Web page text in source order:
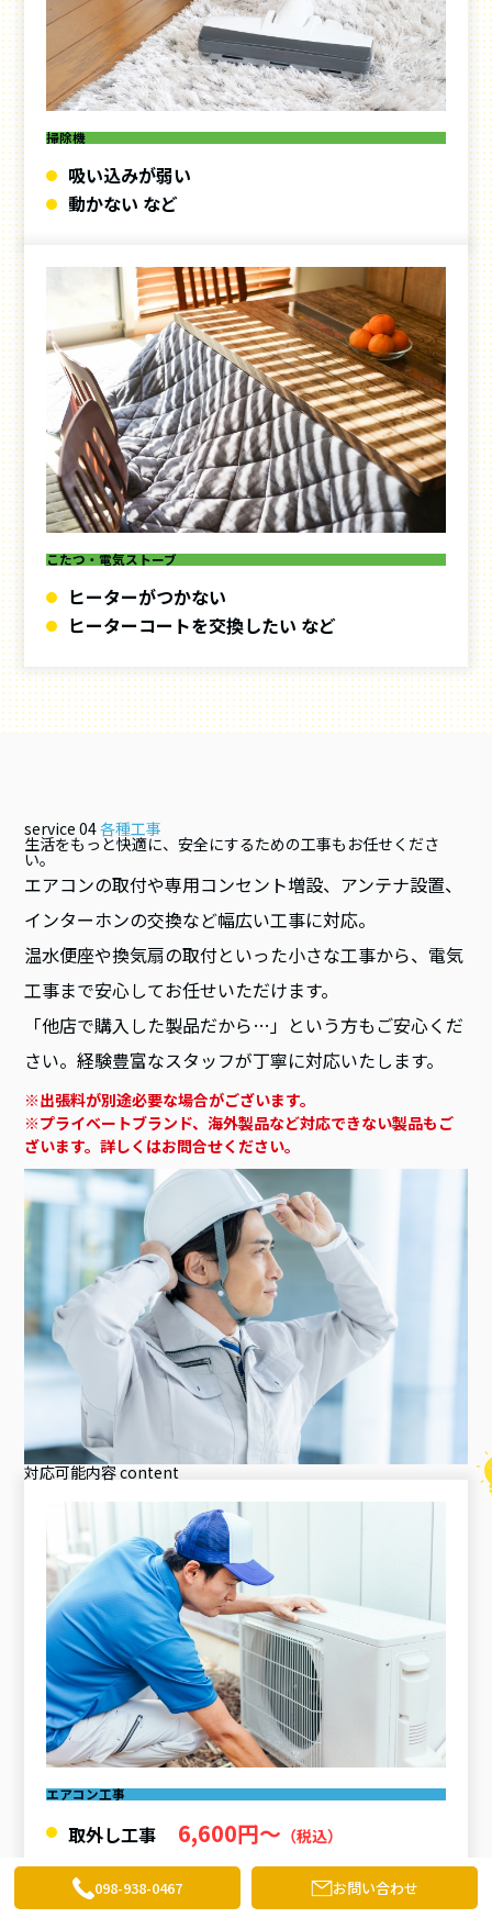
098-938-0467 お問い合わせ
掃除機
吸い込みが弱い
動かない など
こたつ・電気ストーブ
ヒーターがつかない
ヒーターコートを交換したい など
service 04各種工事
生活をもっと快適に、安全にするための工事もお任せくださ
い。
エアコンの取付や専用コンセント増設、アンテナ設置、
インターホンの交換など幅広い工事に対応。
温水便座や換気扇の取付といった小さな工事から、電気
工事まで安心してお任せいただけます。
「他店で購入した製品だから…」という方もご安心くだ
さい。経験豊富なスタッフが丁寧に対応いたします。
※出張料が別途必要な場合がございます。
※プライベートブランド、海外製品など対応できない製品もご
ざいます。詳しくはお問合せください。
対応可能内容content
エアコン工事
取外し工事 6,600円〜 （税込）
取付工事 22,000円〜（税込）
移設工事 28,600円〜 （税込）